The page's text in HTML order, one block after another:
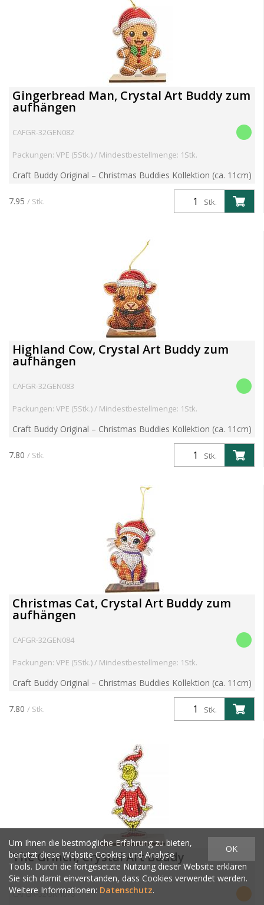
Gingerbread Man, Crystal Art Buddy zum
aufhängen
CAFGR-32GEN082
Packungen: VPE (5Stk.) / Mindestbestellmenge: 1Stk.
Craft Buddy Original – Christmas Buddies Kollektion (ca. 11cm)
Funkeln. Dekorieren. Aufhängen. Verbreite festliche Freude mit
der Christmas Buddies Kollektion von Craft B...
Stk.
7.95 / Stk.
Highland Cow, Crystal Art Buddy zum
aufhängen
CAFGR-32GEN083
Packungen: VPE (5Stk.) / Mindestbestellmenge: 1Stk.
Craft Buddy Original – Christmas Buddies Kollektion (ca. 11cm)
Funkeln. Dekorieren. Aufhängen. Verbreite festliche Freude mit
der Christmas Buddies Kollektion von Craft B...
Stk.
7.80 / Stk.
Christmas Cat, Crystal Art Buddy zum
aufhängen
CAFGR-32GEN084
Packungen: VPE (5Stk.) / Mindestbestellmenge: 1Stk.
Craft Buddy Original – Christmas Buddies Kollektion (ca. 11cm)
Funkeln. Dekorieren. Aufhängen. Verbreite festliche Freude mit
der Christmas Buddies Kollektion von Craft B...
Stk.
7.80 / Stk.
The Grinch, Crystal Art Buddy
CAFGR-32GRH078
OK
Um Ihnen die bestmögliche Erfahrung zu bieten,
benutzt diese Website Cookies und Analyse
Tools. Durch die fortgesetzte Nutzung dieser Website erklären
Sie sich damit einverstanden, dass Cookies verwendet werden.
Weitere Informationen: Datenschutz.